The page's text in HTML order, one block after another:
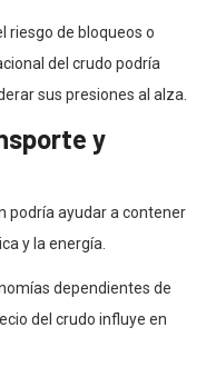
riesgo de bloqueos o
del crudo podría
sus presiones al alza.
y
podría ayudar a contener
y la energía.
dependientes de
del crudo influye en